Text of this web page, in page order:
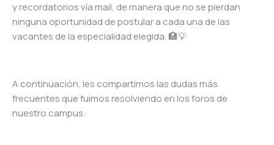
y recordatorios vía mail, de manera que no se pierdan
ninguna oportunidad de postular a cada una de las
vacantes de la especialidad elegida. 🏥💡
A continuación, les compartimos las dudas más
frecuentes que fuimos resolviendo en los foros de
nuestro campus: